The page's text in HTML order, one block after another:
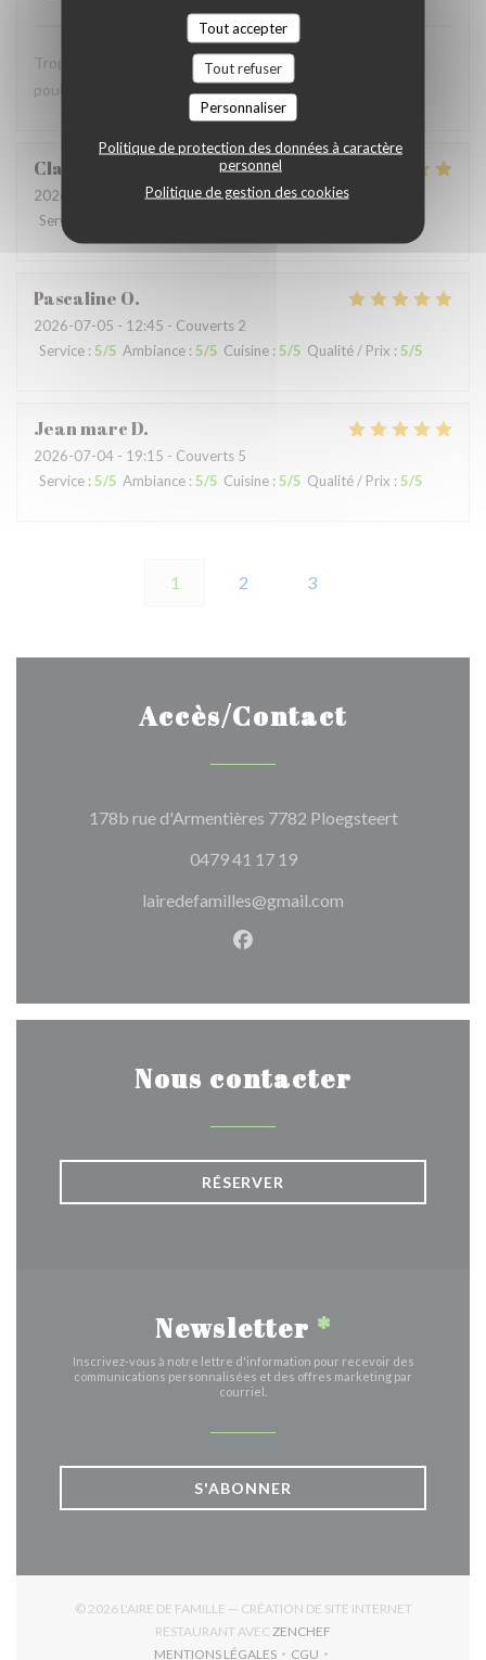
Tout accepter
Tout refuser
Personnaliser
Politique de protection des données à caractère
personnel
Politique de gestion des cookies
Trop bruyant Impossible de parler Salade Caesar avec du
poulet chaud …
Claude
2026-07-04
- 19:15 - Couverts 8
Service
Pascaline O
2026-07-05 - 12:45 - Couverts 2
Service : 5/5 Ambiance : 5/5 Cuisine : 5/5 Qualité / Prix : 5/5
Jean marcD
2026-07-04 - 19:15 - Couverts 5
Service : 5/5 Ambiance : 5/5 Cuisine : 5/5 Qualité / Prix : 5/5
1 2 3
Accès/Contact
178b rue d'Armentières 7782 Ploegsteert((ouvre une
0479 41 17 19
lairedefamilles@gmail.com
Facebook ((ouvre une
Nous contacter
RÉSERVER
Newsletter *
Inscrivez-vous à notre lettre d'information pour recevoir des
communications personnalisées et des offres marketing par
courriel.
S'ABONNER
© 2026 L'AIRE DE FAMILLE — CRÉATION DE SITE INTERNET
RESTAURANT AVEC ZENCHEF
MENTIONS LÉGALES
CGU